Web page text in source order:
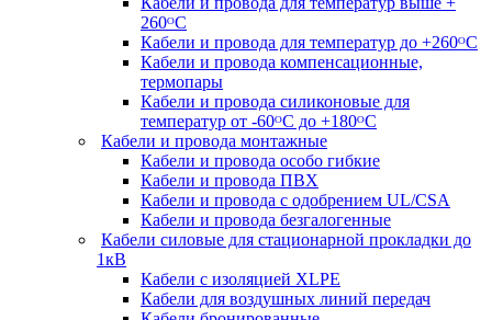
260ᴼС
Кабели и провода для температур до +260ᴼС
Кабели и провода компенсационные,
термопары
Кабели и провода силиконовые для
температур от -60ᴼC до +180ᴼС
Кабели и провода монтажные
Кабели и провода особо гибкие
Кабели и провода ПВХ
Кабели и провода с одобрением UL/CSA
Кабели и провода безгалогенные
Кабели силовые для стационарной прокладки до
1кВ
Кабели c изоляцией XLPE
Кабели для воздушных линий передач